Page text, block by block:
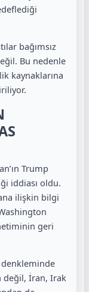
bağımsız
Bu nedenle
kaynaklarına
Trump
iddiası oldu.
ilişkin bilgi
geri
denkleminde
değil, İran, Irak